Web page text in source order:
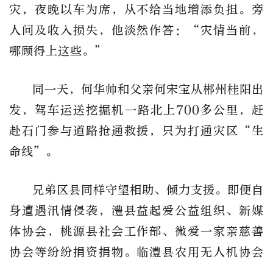
灾，夜晚以车为席，从不给当地增添负担。旁
人问及收入损失，他淡然作答：“灾情当前，
哪顾得上这些。”
同一天，何华帅和父亲何宋宝从郴州桂阳出
发，驾车运送挖掘机一路北上700多公里，赶
赴石门参与道路抢通救援，只为打通灾区“生
命线”。
兄弟区县同样守望相助、倾力支援。即便自
身遭遇汛情侵袭，澧县益起爱公益组织、新媒
体协会，桃源县社会工作部、微爱一家亲慈善
协会等纷纷捐资捐物。临澧县农用无人机协会